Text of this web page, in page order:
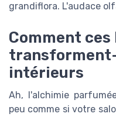
grandiflora. L'audace
Comment ces
intérieurs
Ah, l'alchimie
peu comme si votre